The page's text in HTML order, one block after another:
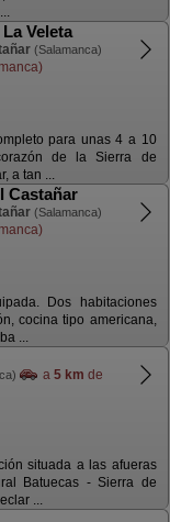
Veleta
(Salamanca)
para unas 4 a 10
de la Sierra de
a tan ...
Castañar
(Salamanca)
Dos habitaciones
cocina tipo americana,
...
a 5 km de
situada a las afueras
Batuecas - Sierra de
...